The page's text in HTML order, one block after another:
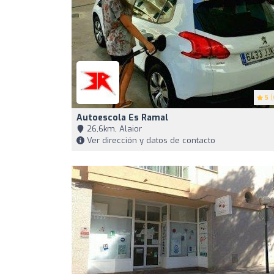
5
Autoescola Es Ramal
26,6km, Alaior
Ver dirección y datos de contacto